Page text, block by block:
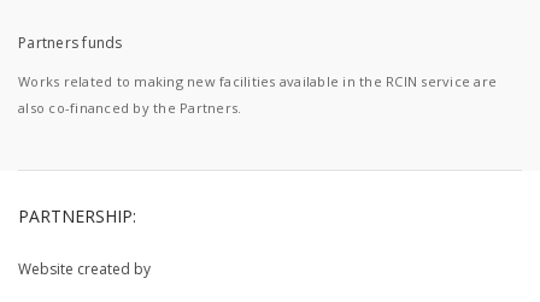
Partners funds
Works related to making new facilities available in the RCIN service are
also co-financed by the Partners.
PARTNERSHIP:
Website created by